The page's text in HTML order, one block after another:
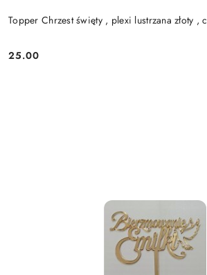
Topper Chrzest święty , plexi lustrzana złoty ,
Cena:
25.00